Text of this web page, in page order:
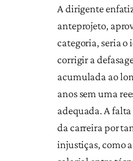
A dirigente
anteprojeto,
categoria, seria o
corrigir a
acumulada ao
anos sem uma
adequada. A
da carreira por
injustiças, como